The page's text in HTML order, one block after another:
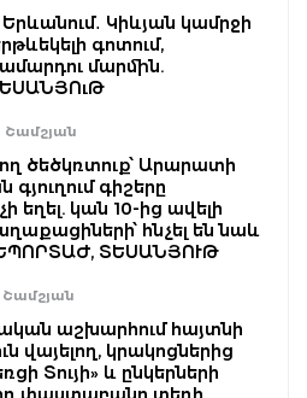
Կիևյան կամրջի
գոտում,
մարմին.
Շամշյան
ծեծկռտուք՝ Արարատի
գիշերը
եղել. կան 10-ից ավելի
հնչել են նաև
ՏԵՍԱՆՅՈՒԹ
Շամշյան
աշխարհում հայտնի
վայելող, կրակոցներից
Տույի» և ընկերների